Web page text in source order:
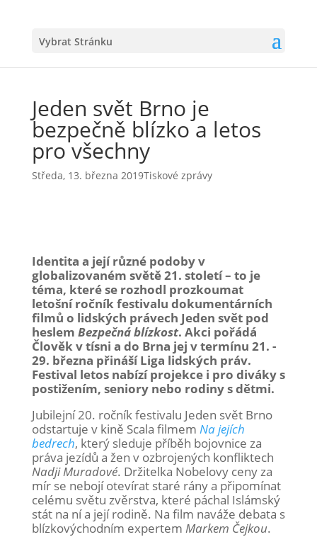
Vybrat Stránku
Jeden svět Brno je
bezpečně blízko a letos
pro všechny
Středa, 13. března 2019Tiskové zprávy
Identita a její různé podoby v
globalizovaném světě 21. století – to je
téma, které se rozhodl prozkoumat
letošní ročník festivalu dokumentárních
filmů o lidských právech Jeden svět pod
heslem Bezpečná blízkost. Akci pořádá
Člověk v tísni a do Brna jej v termínu 21. -
29. března přináší Liga lidských práv.
Festival letos nabízí projekce i pro diváky s
postižením, seniory nebo rodiny s dětmi.
Jubilejní 20. ročník festivalu Jeden svět Brno
odstartuje v kině Scala filmem Na jejích
bedrech, který sleduje příběh bojovnice za
práva jezídů a žen v ozbrojených konfliktech
Nadji Muradové. Držitelka Nobelovy ceny za
mír se nebojí otevírat staré rány a připomínat
celému světu zvěrstva, které páchal Islámský
stát na ní a její rodině. Na film naváže debata s
blízkovýchodním expertem Markem Čejkou.